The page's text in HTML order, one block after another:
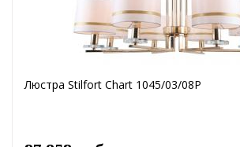
Люстра Stilfort Chart 1045/03/08P